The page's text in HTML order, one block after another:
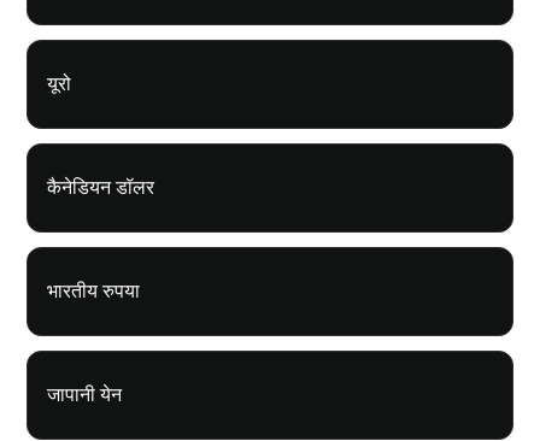
यूरो
कैनेडियन डॉलर
भारतीय रुपया
जापानी येन